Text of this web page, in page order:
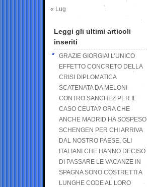
« Lug
Leggi gli ultimi articoli
inseriti
GRAZIE GIORGIA! L’UNICO
EFFETTO CONCRETO DELLA
CRISI DIPLOMATICA
SCATENATA DA MELONI
CONTRO SANCHEZ PER IL
CASO CEUTA? ORA CHE
ANCHE MADRID HA SOSPESO
SCHENGEN PER CHI ARRIVA
DAL NOSTRO PAESE, GLI
ITALIANI CHE HANNO DECISO
DI PASSARE LE VACANZE IN
SPAGNA SONO COSTRETTI A
LUNGHE CODE AL LORO